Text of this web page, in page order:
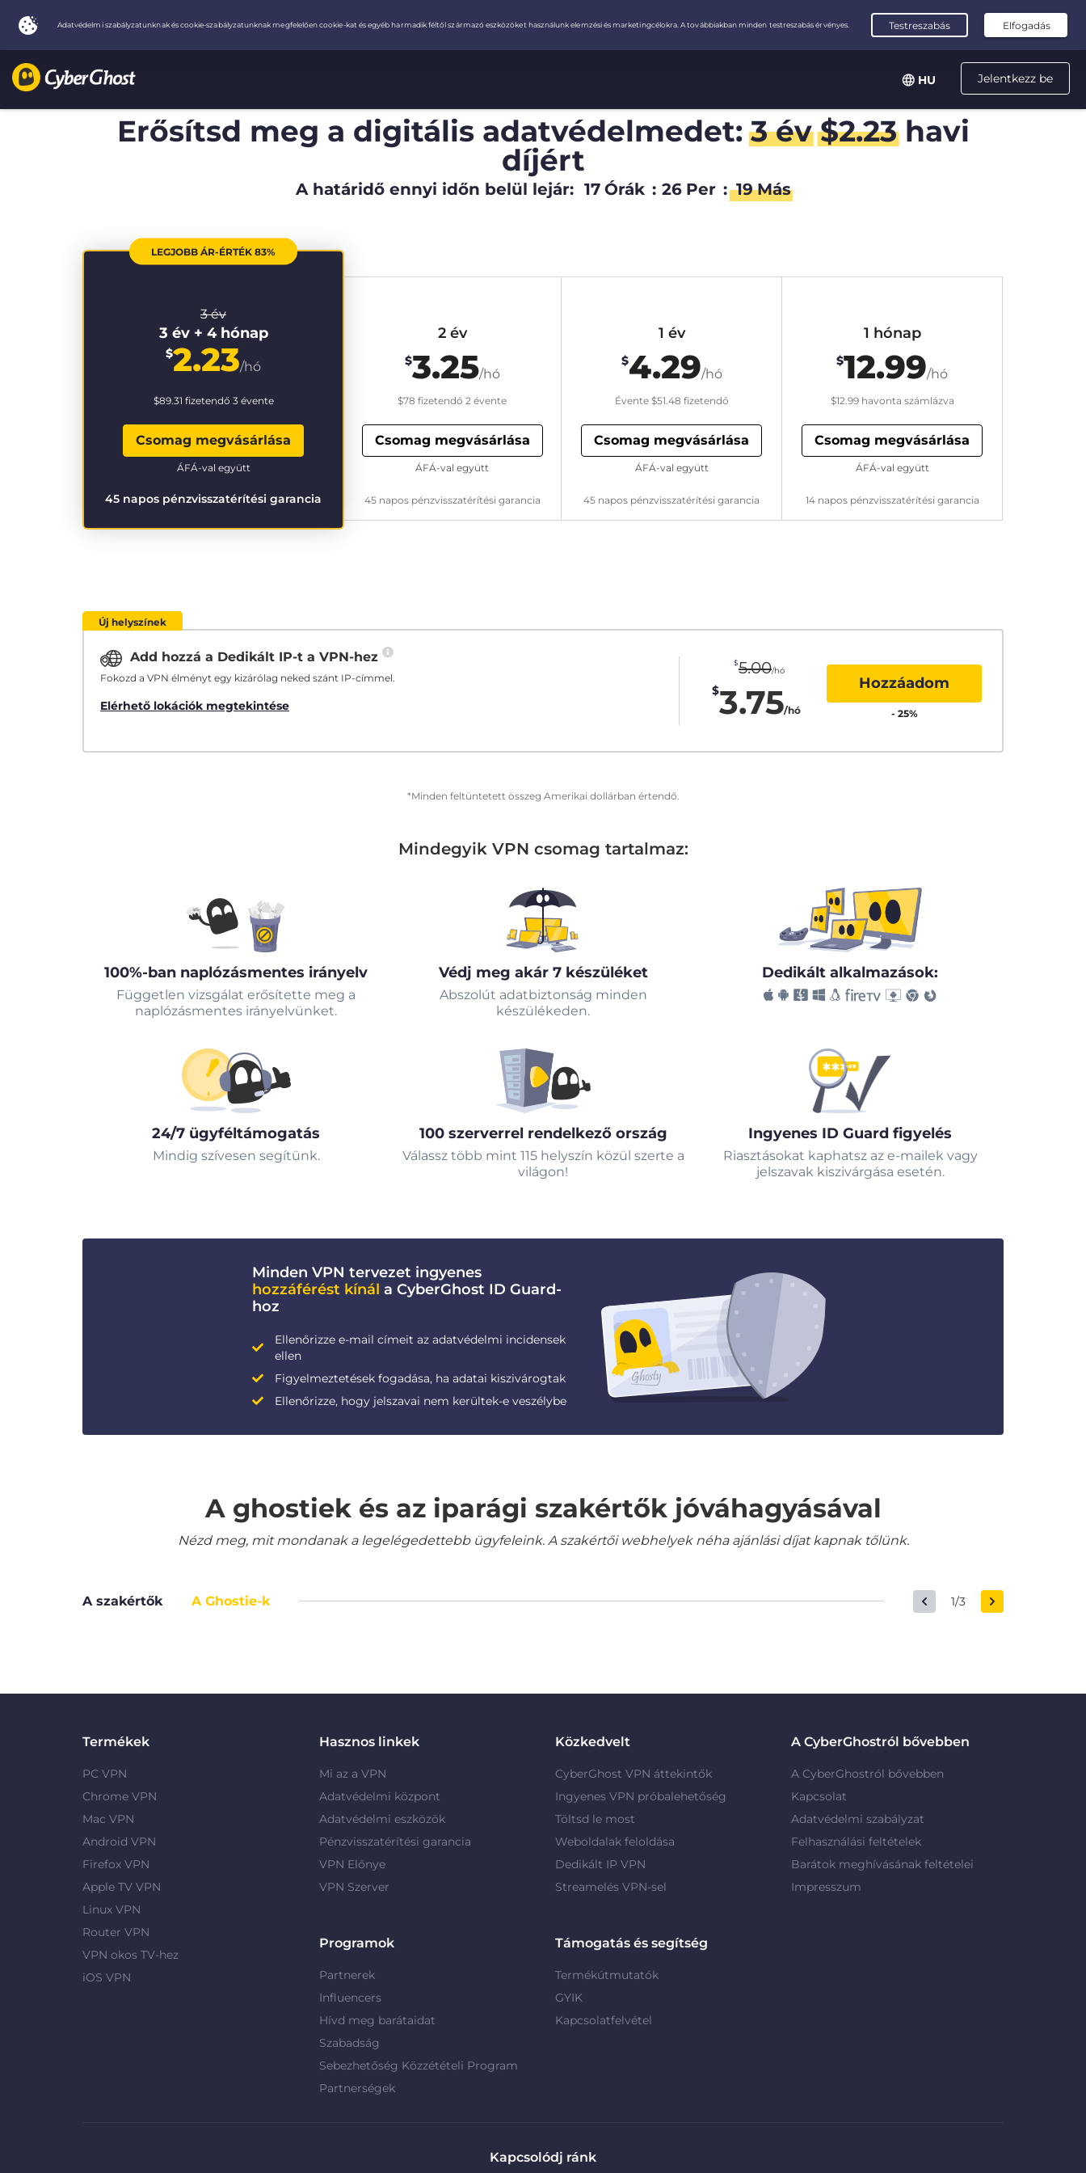
Jelentkezz be
HU
Erősítsd meg a digitális adatvédelmedet:3 év $2.23havi
díjért
A határidő ennyi időn belül lejár: 17 Órák : 26 Per : 18 Más
LEGJOBB ÁR-ÉRTÉK 83%
3 év
3 év + 4 hónap
$2.23/hó
$89.31 fizetendő 3 évente
Csomag megvásárlása
45 napos pénzvisszatérítési garancia
ÁFÁ-val együtt
2 év
$3.25/hó
$78 fizetendő 2 évente
Csomag megvásárlása
45 napos pénzvisszatérítési garancia
ÁFÁ-val együtt
1 év
$4.29/hó
Évente $51.48 fizetendő
Csomag megvásárlása
45 napos pénzvisszatérítési garancia
ÁFÁ-val együtt
1 hónap
$12.99/hó
$12.99havonta számlázva
Csomag megvásárlása
14 napos pénzvisszatérítési garancia
ÁFÁ-val együtt
Új helyszínek
Add hozzá a Dedikált IP-t a VPN-hez
Fokozd a VPN élményt egy kizárólag neked szánt IP-címmel.
Elérhető lokációk megtekintése
$5.00/hó
$3.75/hó
Hozzáadom
- 25%
*Minden feltüntetett összeg Amerikai dollárban értendő.
Mindegyik VPN csomag tartalmaz:
100%-ban naplózásmentes irányelv
Független vizsgálat erősítette meg a
naplózásmentes irányelvünket.
Védj meg akár 7 készüléket
Abszolút adatbiztonság minden
készülékeden.
Dedikált alkalmazások:
24/7 ügyféltámogatás
Mindig szívesen segítünk.
100 szerverrel rendelkező ország
Válassz több mint 115 helyszín közül szerte a
világon!
Ingyenes ID Guard figyelés
Riasztásokat kaphatsz az e-mailek vagy
jelszavak kiszivárgása esetén.
Minden VPN tervezet ingyenes
hozzáférést kínál a CyberGhost ID Guard-
hoz
Ellenőrizze e-mail címeit az adatvédelmi incidensek
ellen
Figyelmeztetések fogadása, ha adatai kiszivárogtak
Ellenőrizze, hogy jelszavai nem kerültek-e veszélybe
A ghostiek és az iparági szakértők jóváhagyásával
Nézd meg, mit mondanak a legelégedettebb ügyfeleink. A szakértői webhelyek néha ajánlási díjat kapnak tőlünk.
A szakértők A Ghostie-k 1/3
Termékek
PC VPN
Chrome VPN
Mac VPN
Android VPN
Firefox VPN
Apple TV VPN
Linux VPN
Router VPN
VPN okos TV-hez
iOS VPN
Hasznos linkek
Mi az a VPN
Adatvédelmi központ
Adatvédelmi eszközök
Pénzvisszatérítési garancia
VPN Előnye
VPN Szerver
Közkedvelt
CyberGhost VPN áttekintők
Ingyenes VPN próbalehetőség
Töltsd le most
Weboldalak feloldása
Dedikált IP VPN
Streamelés VPN-sel
A CyberGhostról bővebben
A CyberGhostról bővebben
Kapcsolat
Adatvédelmi szabályzat
Felhasználási feltételek
Barátok meghívásának feltételei
Impresszum
Programok
Partnerek
Influencers
Hívd meg barátaidat
Szabadság
Sebezhetőség Közzétételi Program
Partnerségek
Támogatás és segítség
Termékútmutatók
GYIK
Kapcsolatfelvétel
Kapcsolódj ránk